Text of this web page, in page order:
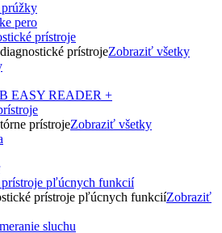
prístroje
prístrojeZobraziť všetky
prístrojeZobraziť všetky
pľúcnych funkcií
prístroje pľúcnych funkciíZobraziť